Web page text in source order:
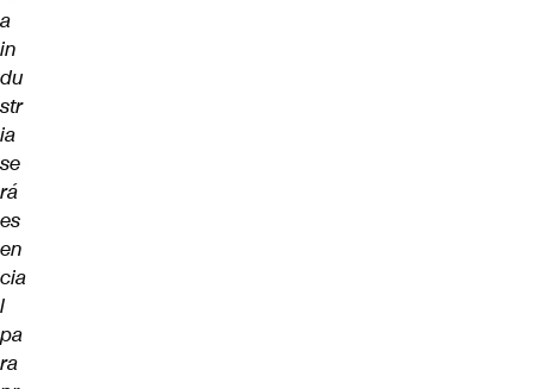
a
in
du
str
ia
se
rá
es
en
cia
l
pa
ra